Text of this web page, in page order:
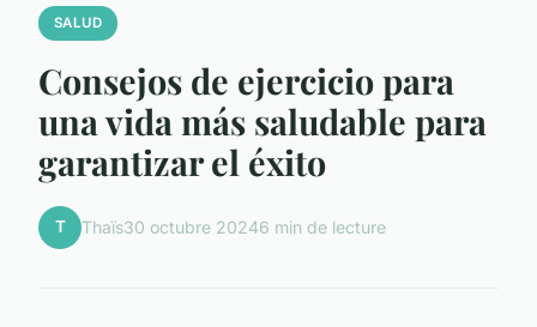
SALUD
Consejos de ejercicio para
una vida más saludable para
garantizar el éxito
T Thaïs30 octubre 20246 min de lecture